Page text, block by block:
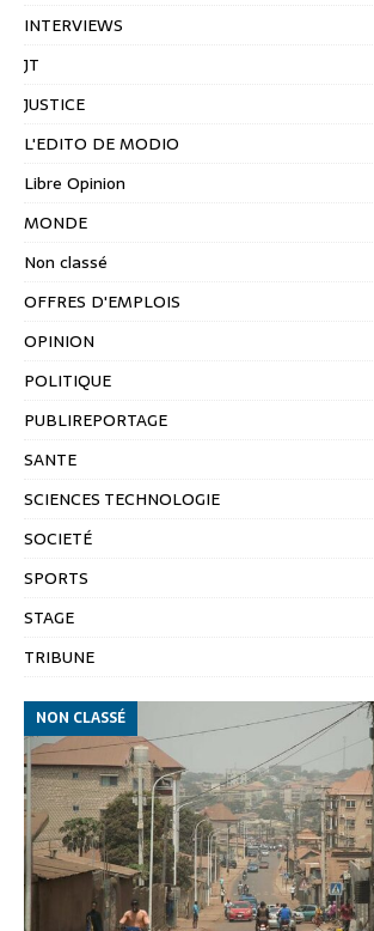
INTERVIEWS
JT
JUSTICE
L'EDITO DE MODIO
Libre Opinion
MONDE
Non classé
OFFRES D'EMPLOIS
OPINION
POLITIQUE
PUBLIREPORTAGE
SANTE
SCIENCES TECHNOLOGIE
SOCIETÉ
SPORTS
STAGE
TRIBUNE
NON CLASSÉ